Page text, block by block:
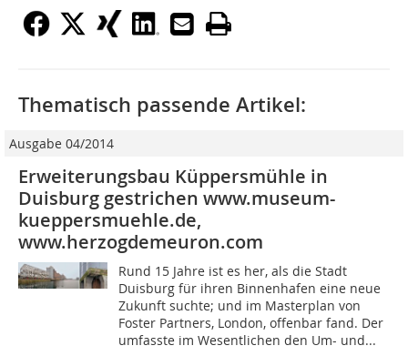
Thematisch passende Artikel:
Ausgabe 04/2014
Erweiterungsbau Küppersmühle in
Duisburg gestrichen www.museum-
kueppersmuehle.de,
www.herzogdemeuron.com
Rund 15 Jahre ist es her, als die Stadt
Duisburg für ihren Binnenhafen eine neue
Zukunft suchte; und im Masterplan von
Foster Partners, London, offenbar fand. Der
umfasste im Wesentlichen den Um- und...